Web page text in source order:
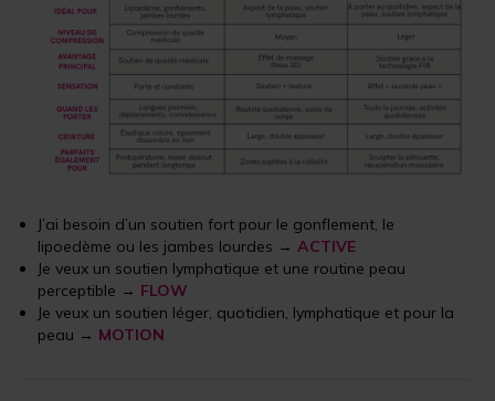
J’ai besoin d’un soutien fort pour le gonflement, le
lipoedème ou les jambes lourdes → ACTIVE
Je veux un soutien lymphatique et une routine peau
perceptible → FLOW
Je veux un soutien léger, quotidien, lymphatique et pour la
peau → MOTION